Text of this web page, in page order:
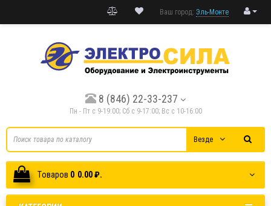
Ваш город: Эль-Монте
8 (846) 22-33-237
Пн - Пт с 9-19:00; Cб с 9-17:00; Вс с 10-16:00
Везде
Tоваров 0 0.00 ₽.